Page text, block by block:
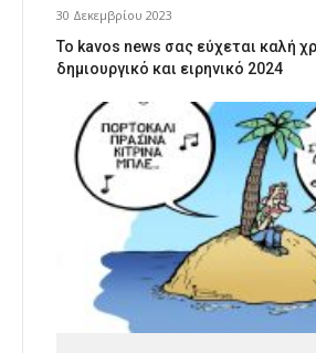
30 Δεκεμβρίου 2023
Το kavos news σας εύχεται καλή
δημιουργικό και ειρηνικό 2024